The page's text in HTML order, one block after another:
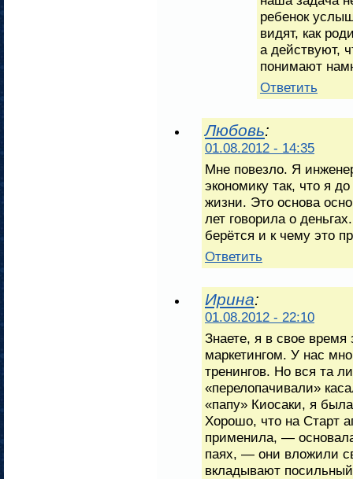
ребенок
видят, как
а действуют,
понимают
Ответить
Любовь:
01.08.2012 - 14:35
Мне повезло. Я
экономику так, что я
жизни. Это основа
лет говорила о
берётся и к чему это
Ответить
Ирина:
01.08.2012 - 22:10
Знаете, я в свое
маркетингом. У нас
тренингов. Но вся та
«перелопачивали»
«папу» Киосаки, я
Хорошо, что на Старт
применила, —
паях, — они вложили
вкладывают